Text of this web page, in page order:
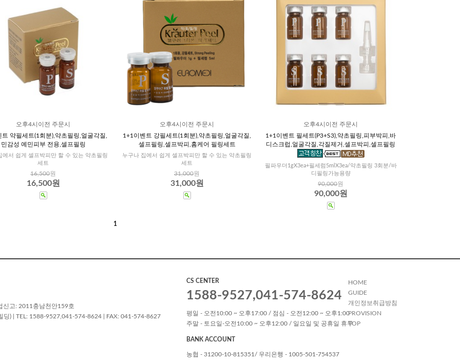
오후4시이전 주문시
약필세트(1회분),약초필링,얼굴각질,
민감성 예민피부 전용,셀프필링
에서 쉽게 셀프박피만 할 수 있는 약초필링
세트
16,500원
16,500원
오후4시이전 주문시
1+1이벤트 강필세트(1회분),약초필링,얼굴각질,
셀프필링,셀프박피,홈케어 필링세트
누구나 집에서 쉽게 셀프박피만 할 수 있는 약초필링
세트
31,000원
31,000원
오후4시이전 주문시
1+1이벤트 필세트(P3+S3),약초필링,피부박피,바
디스크럽,얼굴각질,각질제거,셀프박피,셀프필링
필파우더1gX3ea+필세럼5mlX3ea/약초필링 3회분/바
디필링가능용량
90,000원
90,000원
1
신고: 2011충남천안159호
) | TEL: 1588-9527,041-574-8624 | FAX: 041-574-8627
CS CENTER
1588-9527,041-574-8624
평일 - 오전10:00 ~ 오후17:00 / 점심 - 오전12:00 ~ 오후1:00
주말 - 토요일-오전10:00 ~ 오후12:00 / 일요일 및 공휴일 휴무
BANK ACCOUNT
농협 - 31200-10-815351/ 우리은행 - 1005-501-754537
HOME
GUIDE
개인정보취급방침
PROVISION
TOP